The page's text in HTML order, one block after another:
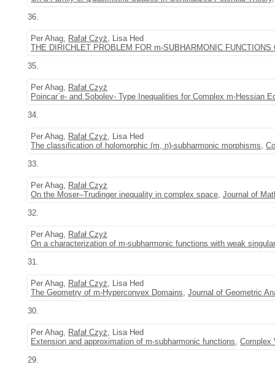
36.
Per Ahag, Rafał Czyż, Lisa Hed
THE DIRICHLET PROBLEM FOR m-SUBHARMONIC FUNCTIONS
35.
Per Ahag, Rafał Czyż
Poincar´e- and Sobolev- Type Inequalities for Complex m-Hessian
34.
Per Ahag, Rafał Czyż, Lisa Hed
The classification of holomorphic (m, n)-subharmonic morphisms,
33.
Per Ahag, Rafał Czyż
On the Moser–Trudinger inequality in complex space, Journal of
32.
Per Ahag, Rafał Czyż
On a characterization of m-subharmonic functions with weak
31.
Per Ahag, Rafał Czyż, Lisa Hed
The Geometry of m-Hyperconvex Domains, Journal of Geometric
30.
Per Ahag, Rafał Czyż, Lisa Hed
Extension and approximation of m-subharmonic functions, Complex
29.